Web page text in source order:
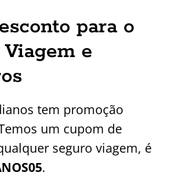
para o
e
tem promoção
um cupom de
seguro viagem, é
.